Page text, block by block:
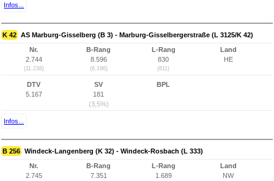
Infos...
K 42 AS Marburg-Gisselberg (B 3) - Marburg-Gisselbergerstraße (L 3125/K 42)
Nr.
2.744
(11.238)
B-Rang
8.596
(6.196)
L-Rang
830
(811)
Land
HE
DTV
5.167
SV
181
(3,5%)
BPL
Infos...
B 256 Windeck-Langenberg (K 32) - Windeck-Rosbach (L 333)
Nr.
2.745
B-Rang
7.351
L-Rang
1.689
Land
NW